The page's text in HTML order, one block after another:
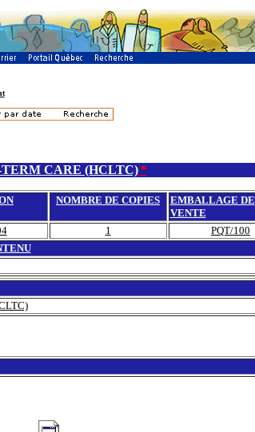
CARE (HCLTC) *
NOMBRE DE COPIES
EMBALLAGE DE
VENTE
1
PQT/100